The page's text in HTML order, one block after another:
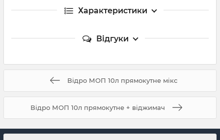
Характеристики
Відгуки
Відро МОП 10л прямокутне мікс
Відро МОП 10л прямокутне + віджимач